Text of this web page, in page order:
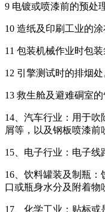
9 电镀或喷漆前的预处
10 造纸及印刷工业的涂
11 包装机械作业时包装
12 引擎测试时的排烟处
13 救生舱及避难硐室的
14、汽车行业：用于
屑等，以及钢板喷漆前
15、电子行业：电子线
16、饮料罐装及制瓶
口或瓶身水分及附着物
17、化学工业：贴标